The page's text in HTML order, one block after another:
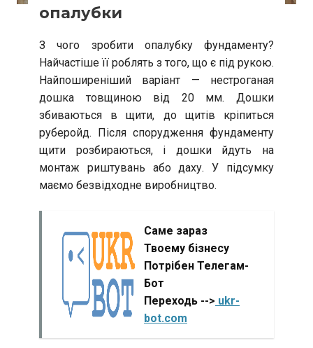
опалубки
З чого зробити опалубку фундаменту?
Найчастіше її роблять з того, що є під рукою.
Найпоширеніший варіант — нестроганая
дошка товщиною від 20 мм. Дошки
збиваються в щити, до щитів кріпиться
руберойд. Після спорудження фундаменту
щити розбираються, і дошки йдуть на
монтаж риштувань або даху. У підсумку
маємо безвідходне виробництво.
Саме зараз
Твоему бізнесу
Потрібен Телегам-
Бот
Переходь --> ukr-
bot.com